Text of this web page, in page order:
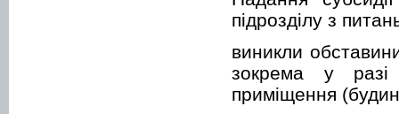
підрозділу з
виникли
зокрема у разі
приміщення